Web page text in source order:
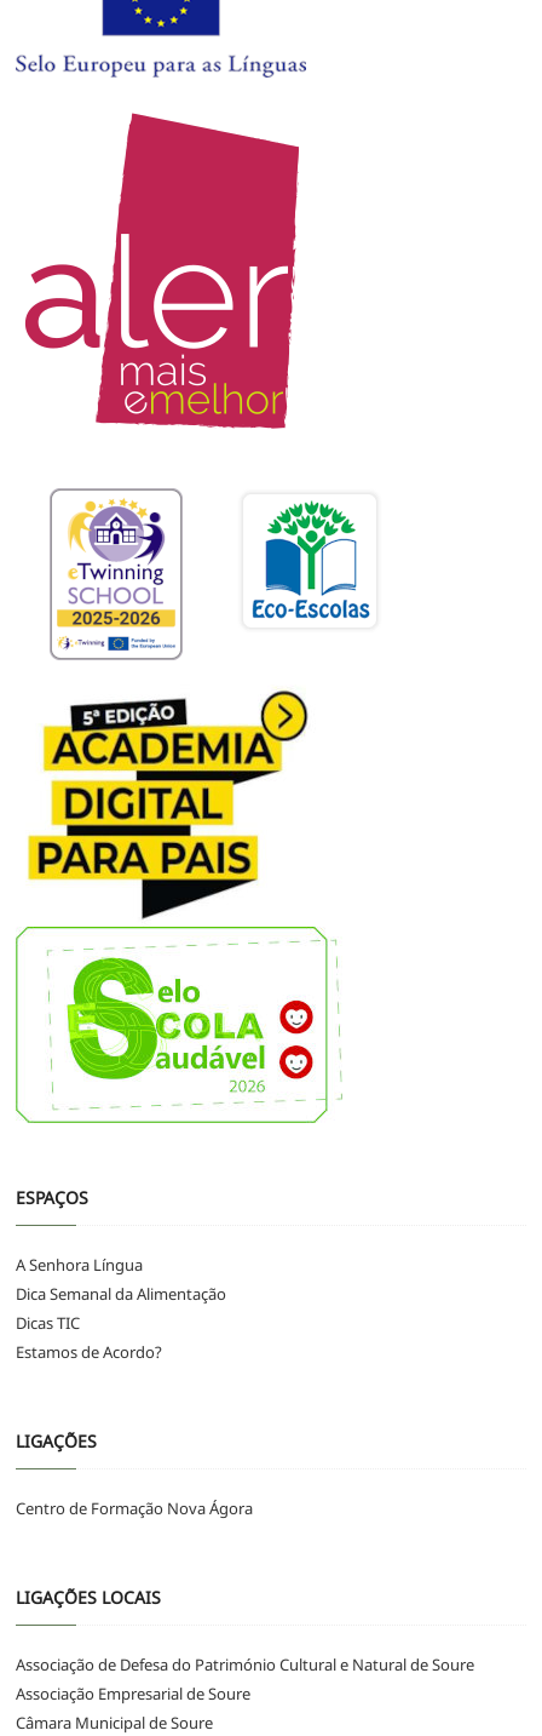
ESPAÇOS
A Senhora Língua
Dica Semanal da Alimentação
Dicas TIC
Estamos de Acordo?
LIGAÇÕES
Centro de Formação Nova Ágora
LIGAÇÕES LOCAIS
Associação de Defesa do Património Cultural e Natural de Soure
Associação Empresarial de Soure
Câmara Municipal de Soure